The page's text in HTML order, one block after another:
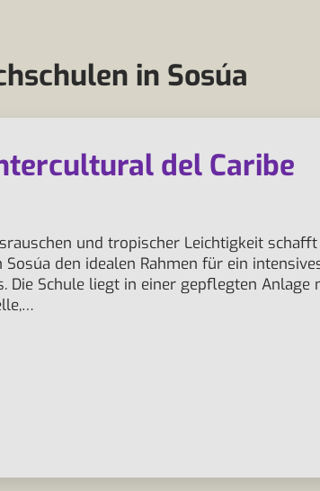
in Sosúa
del Caribe
und tropischer Leichtigkeit
den idealen Rahmen für ein
Die Schule liegt in einer gepflegten Anlage